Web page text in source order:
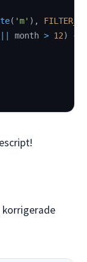
( 'm' ) ,
month > 12)
{